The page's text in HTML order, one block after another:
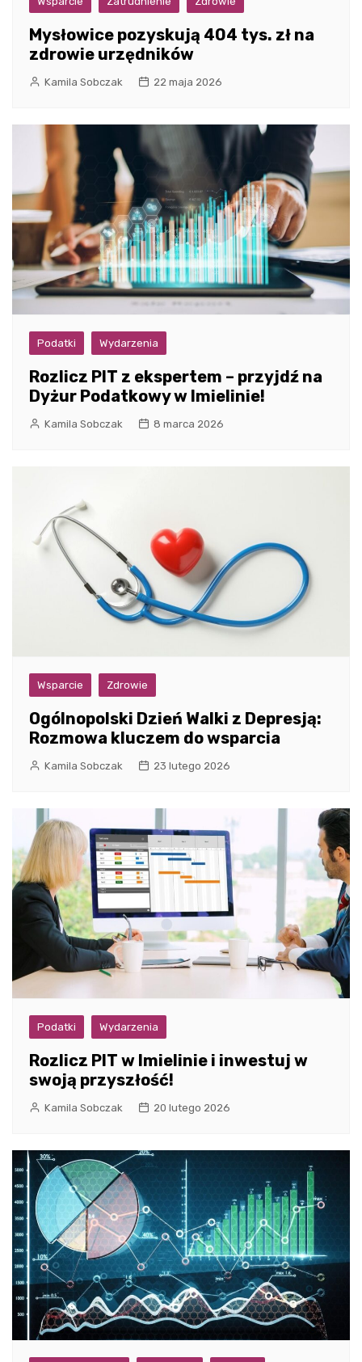
Mysłowice pozyskują 404 tys. zł na
zdrowie urzędników
Kamila Sobczak 22 maja 2026
Podatki Wydarzenia
Rozlicz PIT z ekspertem – przyjdź na
Dyżur Podatkowy w Imielinie!
Kamila Sobczak 8 marca 2026
Wsparcie Zdrowie
Ogólnopolski Dzień Walki z Depresją:
Rozmowa kluczem do wsparcia
Kamila Sobczak 23 lutego 2026
Podatki Wydarzenia
Rozlicz PIT w Imielinie i inwestuj w
swoją przyszłość!
Kamila Sobczak 20 lutego 2026